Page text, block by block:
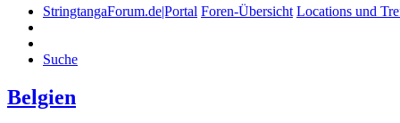
StringtangaForum.de|Portal Foren-Übersicht Locations und
Suche
Belgien